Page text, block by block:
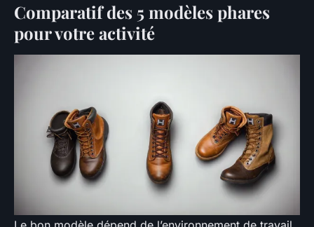
Comparatif des 5 modèles phares
pour votre activité